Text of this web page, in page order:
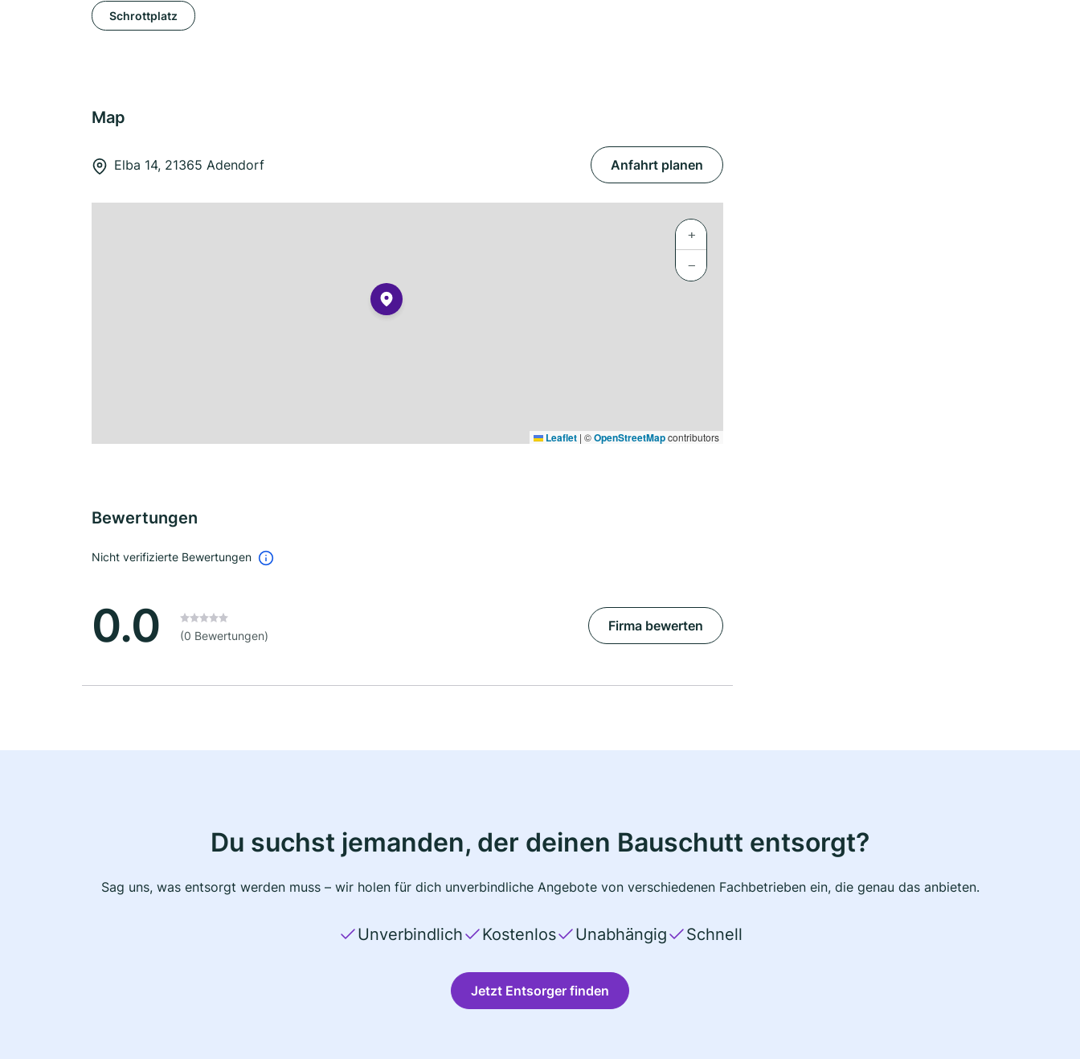
Schrottplatz
Map
Elba 14, 21365 Adendorf Anfahrt planen
+
−
Leaflet | ©OpenStreetMapcontributors
Bewertungen
Nicht verifizierte Bewertungen
0.0 (0 Bewertungen)
Firma bewerten
Du suchst jemanden, der deinen Bauschutt entsorgt?
Sag uns, was entsorgt werden muss – wir holen für dich unverbindliche Angebote von verschiedenen Fachbetrieben ein, die genau das anbieten.
Unverbindlich Kostenlos Unabhängig Schnell
Jetzt Entsorger finden